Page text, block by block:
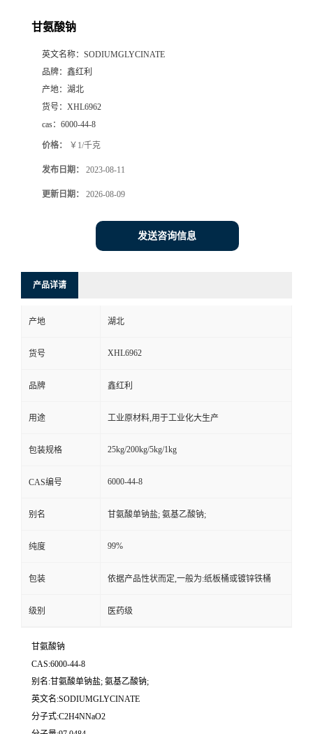
甘氨酸钠
英文名称： SODIUMGLYCINATE
品牌： 鑫红利
产地： 湖北
货号： XHL6962
cas： 6000-44-8
价格： ￥1/千克
发布日期： 2023-08-11
更新日期： 2026-08-09
发送咨询信息
产品详请
产地 湖北
货号 XHL6962
品牌 鑫红利
用途 工业原材料,用于工业化大生产
包装规格 25kg/200kg/5kg/1kg
CAS编号 6000-44-8
别名 甘氨酸单钠盐; 氨基乙酸钠;
纯度 99%
包装 依据产品性状而定,一般为:纸板桶或镀锌铁桶
级别 医药级
甘氨酸钠
CAS:6000-44-8
别名:甘氨酸单钠盐; 氨基乙酸钠;
英文名:SODIUMGLYCINATE
分子式:C2H4NNaO2